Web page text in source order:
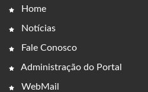
Home
Notícias
Fale Conosco
Administração do Portal
WebMail